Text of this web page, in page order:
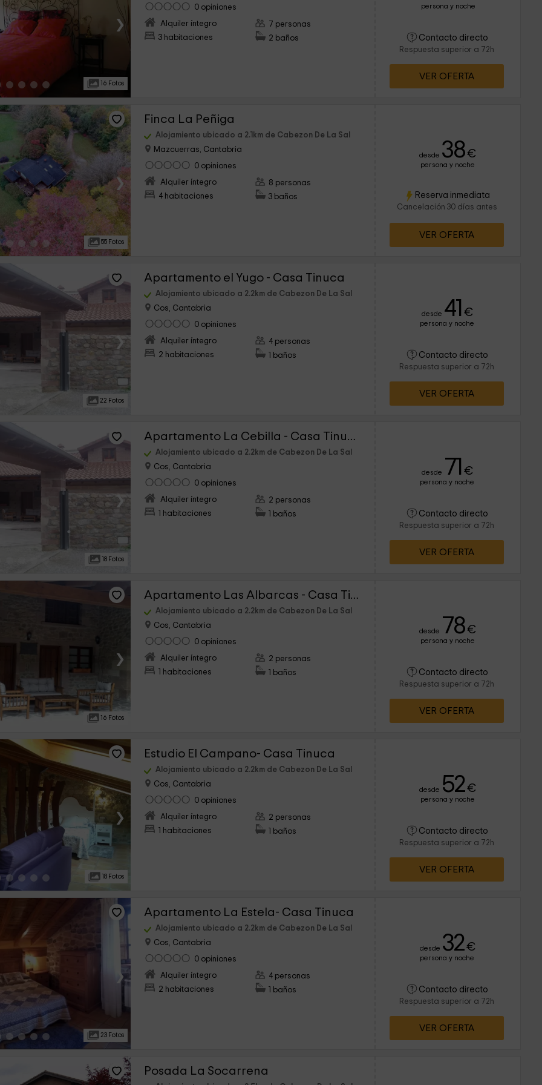
›
16 Fotos
0 opiniones
Alquiler íntegro
3 habitaciones
7 personas
2 baños
persona y noche
Contacto directo
Respuesta superior a 72h
VER OFERTA
›
55 Fotos
Finca La Peñiga
Alojamiento ubicado a 2.1km de Cabezon De La Sal
Mazcuerras, Cantabria
0 opiniones
Alquiler íntegro
4 habitaciones
8 personas
3 baños
desde 38€
persona y noche
Reserva inmediata
Cancelación 30 días antes
VER OFERTA
›
22 Fotos
Apartamento el Yugo - Casa Tinuca
Alojamiento ubicado a 2.2km de Cabezon De La Sal
Cos, Cantabria
0 opiniones
Alquiler íntegro
2 habitaciones
4 personas
1 baños
desde 41 €
persona y noche
Contacto directo
Respuesta superior a 72h
VER OFERTA
›
18 Fotos
Apartamento La Cebilla - Casa Tinuca
Alojamiento ubicado a 2.2km de Cabezon De La Sal
Cos, Cantabria
0 opiniones
Alquiler íntegro
1 habitaciones
2 personas
1 baños
desde 71 €
persona y noche
Contacto directo
Respuesta superior a 72h
VER OFERTA
›
16 Fotos
Apartamento Las Albarcas - Casa Tinuca
Alojamiento ubicado a 2.2km de Cabezon De La Sal
Cos, Cantabria
0 opiniones
Alquiler íntegro
1 habitaciones
2 personas
1 baños
desde 78€
persona y noche
Contacto directo
Respuesta superior a 72h
VER OFERTA
›
18 Fotos
Estudio El Campano- Casa Tinuca
Alojamiento ubicado a 2.2km de Cabezon De La Sal
Cos, Cantabria
0 opiniones
Alquiler íntegro
1 habitaciones
2 personas
1 baños
desde 52€
persona y noche
Contacto directo
Respuesta superior a 72h
VER OFERTA
›
23 Fotos
Apartamento La Estela- Casa Tinuca
Alojamiento ubicado a 2.2km de Cabezon De La Sal
Cos, Cantabria
0 opiniones
Alquiler íntegro
2 habitaciones
4 personas
1 baños
desde 32€
persona y noche
Contacto directo
Respuesta superior a 72h
VER OFERTA
Posada La Socarrena